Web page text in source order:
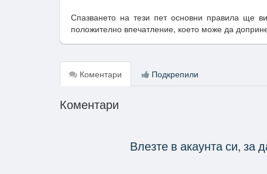
Спазването на тези пет основни правила ще
положително впечатление, което може да
Коментари Подкрепили
Коментари
Влезте в акаунта си, за